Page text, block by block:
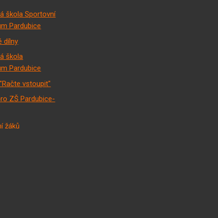
škola Sportovní
Pardubice
dílny
škola
Pardubice
vstoupit"
ZŠ Pardubice-
žáků